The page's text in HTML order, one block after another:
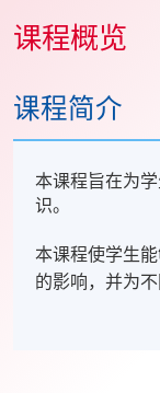
课程概览
课程简介
本课程旨在为
识。
本课程使学生
的影响，并为